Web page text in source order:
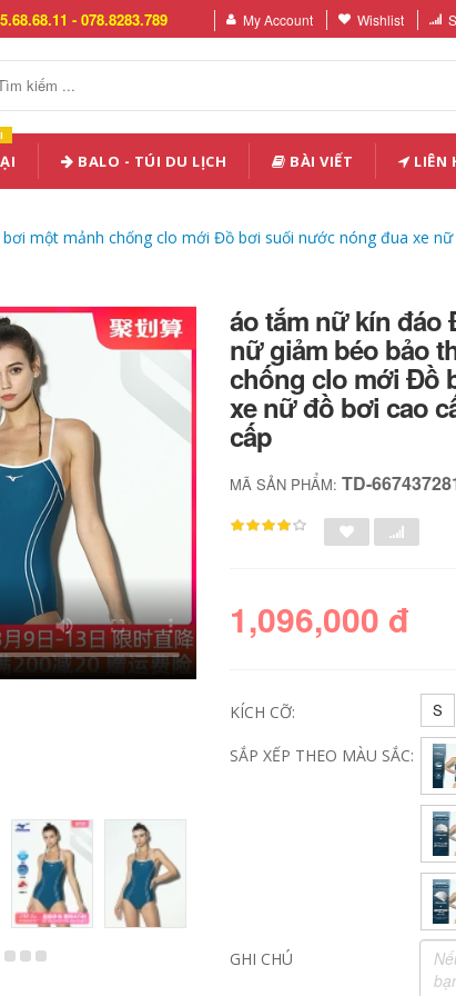
- 078.8283.789 My Account Wishlist
BALO - TÚI DU LỊCH BÀI VIẾT LIÊN
một mảnh chống clo mới Đồ bơi suối nước nóng đua xe
mũ bơi aryca Mũ bơi
trẻ em Mizuno vải
bảo vệ tai bé trai và
bé gái thiết bị
chuyên nghiệp Mũ
bơi không co giãn
chống thấm nước
thời trang và dễ
bơi mũ bơi cho tóc
áo tắm nữ kín đáo
nữ giảm béo bảo
chống clo mới Đồ
xe nữ đồ bơi cao
cấp
MÃ SẢN PHẨM:TD-
1,096,000 đ
KÍCH CỠ: S
SẮP XẾP THEO MÀU SẮC:
GHI CHÚ